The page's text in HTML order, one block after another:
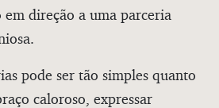
em direção a uma parceria
pode ser tão simples quanto
caloroso, expressar